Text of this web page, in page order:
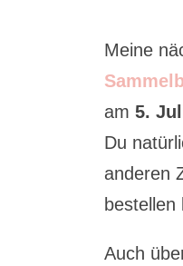
Meine
am 5.
Du
anderen
bestellen
Auch